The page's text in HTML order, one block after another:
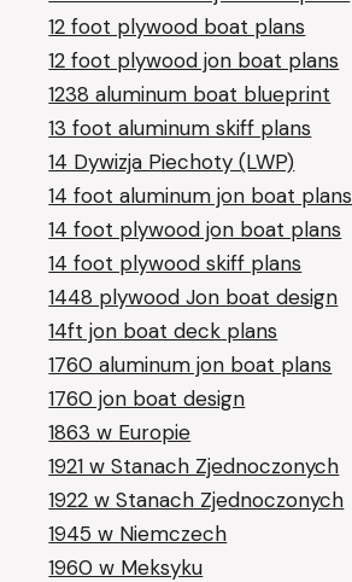
12 foot plywood boat plans
12 foot plywood jon boat plans
1238 aluminum boat blueprint
13 foot aluminum skiff plans
14 Dywizja Piechoty (LWP)
14 foot aluminum jon boat plans
14 foot plywood jon boat plans
14 foot plywood skiff plans
1448 plywood Jon boat design
14ft jon boat deck plans
1760 aluminum jon boat plans
1760 jon boat design
1863 w Europie
1921 w Stanach Zjednoczonych
1922 w Stanach Zjednoczonych
1945 w Niemczech
1960 w Meksyku